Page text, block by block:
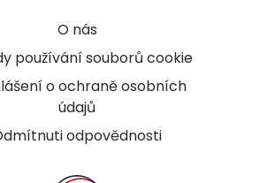
O nás
používání souborů cookie
o ochraně osobních
údajů
odpovědnosti